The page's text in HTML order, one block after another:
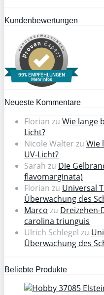
Kundenbewertungen
99% EMPFEHLUNGEN
Mehr Infos
Neueste Kommentare
Florian zu Wie lange
Licht?
Nicole Walter zu Wie
UV-Licht?
Sarah zu Die
flavomarginata)
Florian zu Universal
Überwachung des
Marco zu
carolina triunguis
Ulrich Schlegel zu
Überwachung des
Beliebte Produkte